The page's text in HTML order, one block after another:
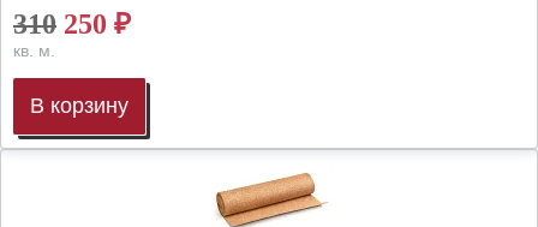
310 250 ₽
кв. м.
В корзину